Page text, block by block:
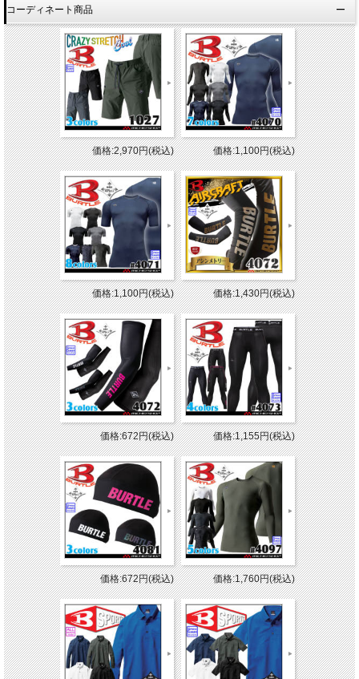
コーディネート商品
価格:2,970円(税込) 価格:1,100円(税込)
価格:1,100円(税込) 価格:1,430円(税込)
価格:672円(税込) 価格:1,155円(税込)
価格:672円(税込) 価格:1,760円(税込)